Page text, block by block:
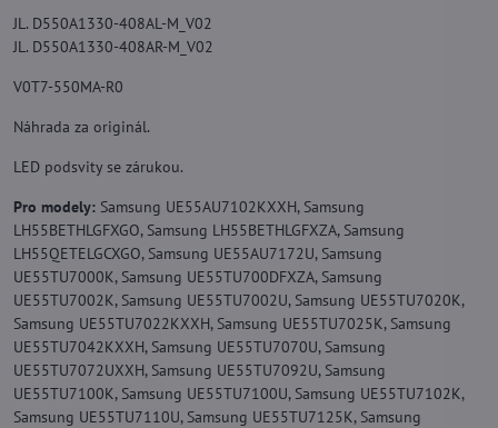
JL. D550A1330-408AL-M_V02
JL. D550A1330-408AR-M_V02
V0T7-550MA-R0
Náhrada za originál.
LED podsvity se zárukou.
Pro modely: Samsung UE55AU7102KXXH, Samsung
LH55BETHLGFXGO, Samsung LH55BETHLGFXZA, Samsung
LH55QETELGCXGO, Samsung UE55AU7172U, Samsung
UE55TU7000K, Samsung UE55TU700DFXZA, Samsung
UE55TU7002K, Samsung UE55TU7002U, Samsung UE55TU7020K,
Samsung UE55TU7022KXXH, Samsung UE55TU7025K, Samsung
UE55TU7042KXXH, Samsung UE55TU7070U, Samsung
UE55TU7072UXXH, Samsung UE55TU7092U, Samsung
UE55TU7100K, Samsung UE55TU7100U, Samsung UE55TU7102K,
Samsung UE55TU7110U, Samsung UE55TU7125K, Samsung